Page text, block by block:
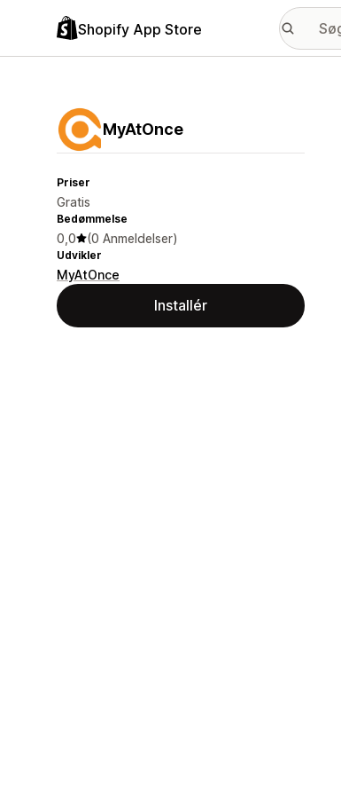
Shopify App Store
MyAtOnce
Priser
Gratis
Bedømmelse
0,0 (0 Anmeldelser)
Udvikler
MyAtOnce
Installér